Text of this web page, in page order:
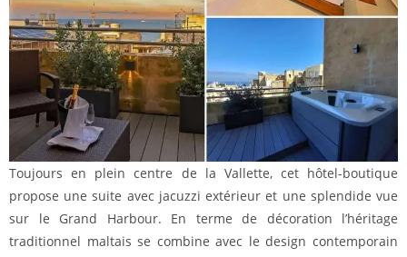
Toujours en plein centre de la Vallette, cet hôtel-boutique
propose une suite avec jacuzzi extérieur et une splendide vue
sur le Grand Harbour. En terme de décoration l’héritage
traditionnel maltais se combine avec le design contemporain